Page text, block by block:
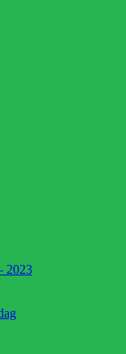
2023